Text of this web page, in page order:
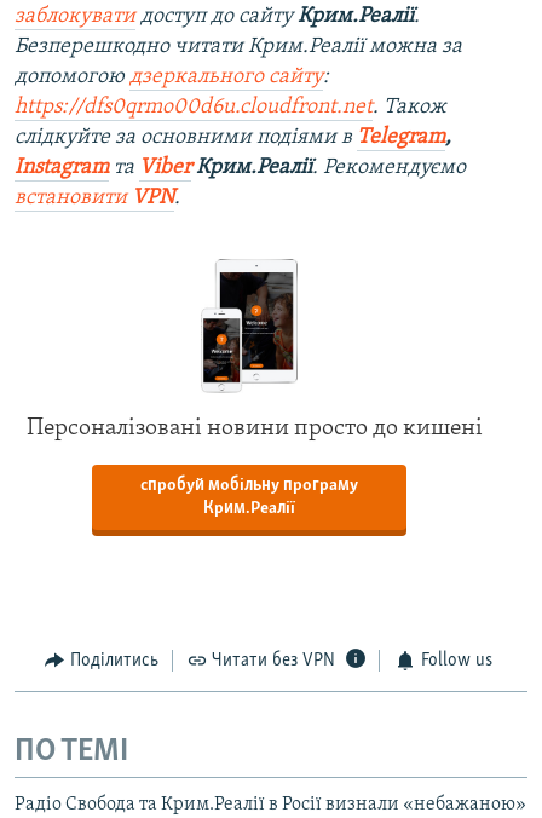
заблокуватидоступ до сайтуКрим.Реалії.
Безперешкодно читати Крим.Реалії можна за
допомогою дзеркального сайту:
https://dfs0qrmo00d6u.cloudfront.net. Також
слідкуйте за основними подіями в Telegram,
Instagramта ViberКрим.Реалії. Рекомендуємо
встановити VPN.
Персоналізовані новини просто до кишені
спробуй мобільну програму
Крим.Реалії
Поділитись Читати без VPN Follow us
ПО ТЕМІ
Радіо Свобода та Крим.Реалії в Росії визнали «небажаною»